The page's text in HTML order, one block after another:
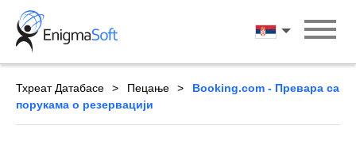
Skip
content
Српски
Тхреат Датабасе Пецање
Booking.com - Превара са
порукама о резервацији